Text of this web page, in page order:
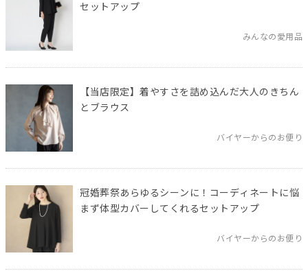
セットアップ
みんなの愛用品
【当店限定】着やすさを詰め込んだ大人のきちん
とブラウス
バイヤーからのお便り
冠婚葬祭あらゆるシーンに！コーディネートに悩
まず体型カバーしてくれるセットアップ
バイヤーからのお便り